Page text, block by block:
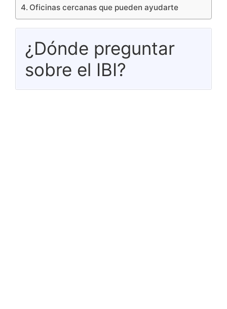
Oficinas cercanas que pueden ayudarte
¿Dónde preguntar
sobre el IBI?